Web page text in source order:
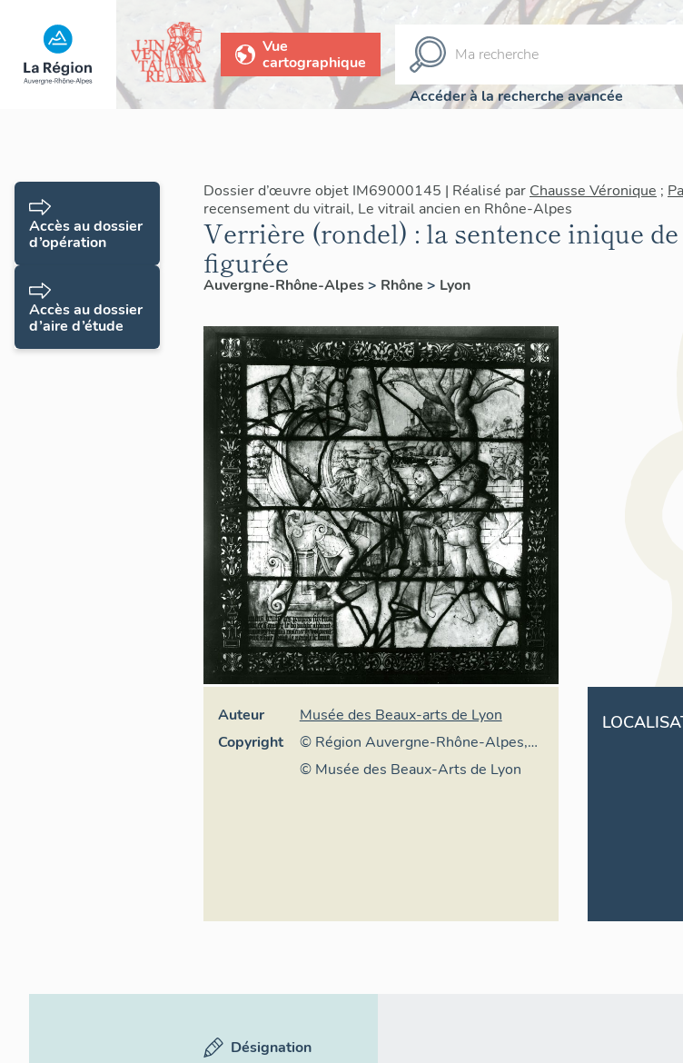
Vue
cartographique
Accéder à la recherche avancée
Dossier d’œuvre objet IM69000145 | Réalisé par Chausse Véronique ;
recensement du vitrail, Le vitrail ancien en Rhône-Alpes
Verrière (rondel) : la sentence inique
figurée
Auvergne-Rhône-Alpes> Rhône > Lyon
Auteur
Musée des Beaux-arts de Lyon
Copyright
© Région Auvergne-Rhône-Alpes,
Inventaire général du patrimoine
© Musée des Beaux-Arts de Lyon
Accès au dossier
d’opération
Accès au dossier
d’aire d’étude
Désignation